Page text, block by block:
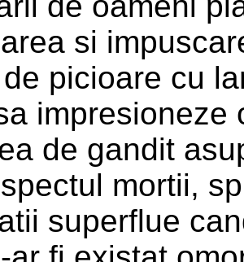
si
picioare cu
impresioneze
de gandit
mortii,
superflue